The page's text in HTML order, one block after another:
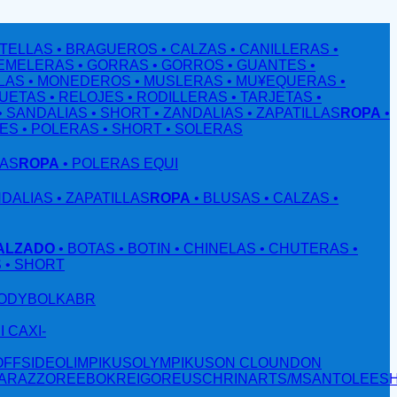
• BRAGUEROS • CALZAS • CANILLERAS •
• GORRAS • GORROS • GUANTES •
• MONEDEROS • MUSLERAS • MU¥EQUERAS •
• RELOJES • RODILLERAS • TARJETAS •
SANDALIAS • SHORT • ZANDALIAS • ZAPATILLAS ROPA •
• POLERAS • SHORT • SOLERAS
ROPA • POLERAS EQUI
• ZAPATILLAS ROPA • BLUSAS • CALZAS •
• BOTAS • BOTIN • CHINELAS • CHUTERAS •
• SHORT
BOLKA BR
I CAX I-
OLIMPIKUSOLYMPIKUSON CLOUNDON
RAZZOREEBOK REIGOREUSCH RINARTS/MSANTOLEE